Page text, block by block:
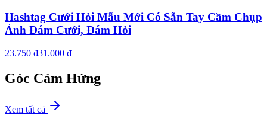
Hashtag Cưới Hỏi Mẫu Mới Có Sẵn Tay Cầm Chụp
Ảnh Đám Cưới, Đám Hỏi
23.750 ₫31.000 ₫
Góc Cảm Hứng
Xem tất cả